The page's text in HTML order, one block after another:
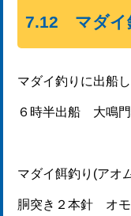
7.12 マダイ
マダイ釣りに出船
６時半出船 大鳴
マダイ餌釣り(アオ
胴突き２本針 オ